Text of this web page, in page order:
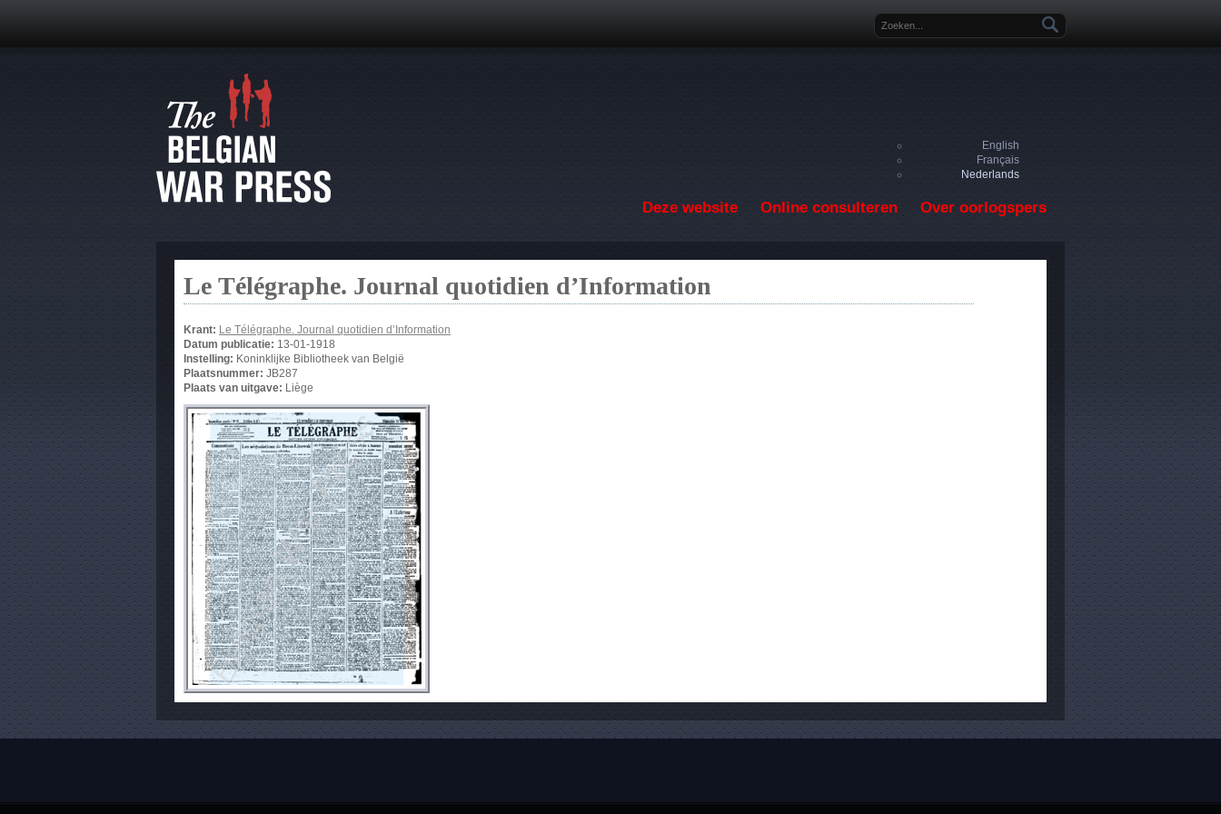
Zoekveld
English
Français
Nederlands
Deze website Online consulteren Over oorlogspers
Le Télégraphe. Journal quotidien d’Information
Krant: Le Télégraphe. Journal quotidien d’Information
Datum publicatie: 13-01-1918
Instelling: Koninklijke Bibliotheek van België
Plaatsnummer: JB287
Plaats van uitgave: Liège